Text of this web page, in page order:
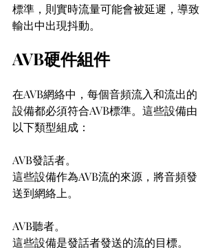
標準，則實時流量可能會被延遲，導致
輸出中出現抖動。
AVB硬件組件
在AVB網絡中，每個音頻流入和流出的
設備都必須符合AVB標準。這些設備由
以下類型組成：
AVB發話者。
這些設備作為AVB流的來源，將音頻發
送到網絡上。
AVB聽者。
這些設備是發話者發送的流的目標。